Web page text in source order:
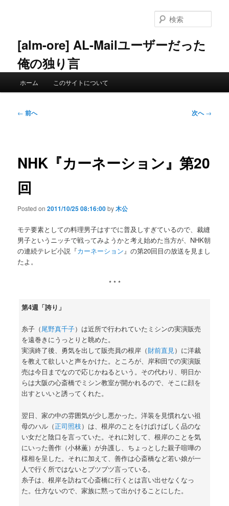
ン
へ
[alm-ore] AL-Mailユーザーだった
俺の独り言
索
ホーム このサイトについて
投
ー
ョ
ン
← 前へ 次へ→
NHK『カーネーション』第20
回
Posted on2011/10/25 08:16:00by木公
モテ要素としての料理男子はすでに普及しすぎているので、裁縫
男子というニッチで戦ってみようかと考え始めた当方が、NHK朝
の連続テレビ小説『カーネーション』の第20回目の放送を見まし
たよ。
* * *
第4週「誇り」
糸子（尾野真千子）は近所で行われていたミシンの実演販売
を遠巻きにうっとりと眺めた。
実演終了後、勇気を出して販売員の根岸（財前直見）に洋裁
を教えて欲しいと声をかけた。ところが、岸和田での実演販
売は今日までなので応じかねるという。その代わり、明日か
らは大阪の心斎橋でミシン教室が開かれるので、そこに顔を
出すといいと誘ってくれた。
翌日、家の中の雰囲気が少し悪かった。洋装を見慣れない祖
母のハル（正司照枝）は、根岸のことをけばけばしく品のな
い女だと陰口を言っていた。それに対して、根岸のことを気
にいった善作（小林薫）が弁護し、ちょっとした親子喧嘩の
様相を呈した。それに加えて、善作は心斎橋など若い娘が一
人で行く所ではないとブツブツ言っている。
糸子は、根岸を訪ねて心斎橋に行くとは言い出せなくなっ
た。仕方ないので、家族に黙って出かけることにした。